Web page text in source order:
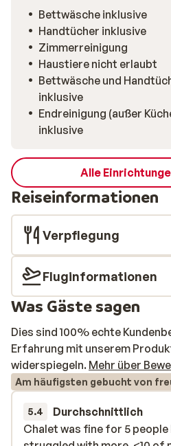
Bettwäsche inklusive
Handtücher inklusive
Zimmerreinigung
Haustiere nicht erlaubt
Bettwäsche und
inklusive
Endreinigung (außer
inklusive
Alle
Reiseinformationen
Verpflegung
Fluginformationen
Was Gäste sagen
Dies sind 100% echte
Erfahrung mit unserem
widerspiegeln. Mehr über
Am häufigsten gebucht von
5.4 Durchschnittlich
Chalet was fine for 5 people
Chalet was fine for 5 people